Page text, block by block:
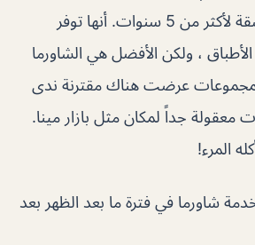
الطعام وطعمه متناسقة لأكثر من 5 سنوات. أنها توفر
، ولكن الأفضل هي الشاورما
عرضت هناك مقترنة ندى
معقولة جداً لمكان مثل بازار مينا.
المرء!
شاورما في فترة ما بعد الظهر بعد